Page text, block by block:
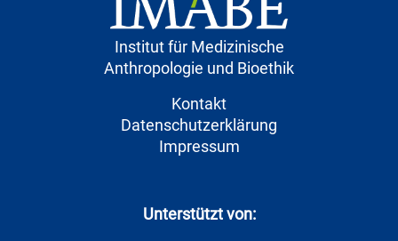
Institut für Medizinische
Anthropologie und Bioethik
Kontakt
Datenschutzerklärung
Impressum
Unterstützt von: